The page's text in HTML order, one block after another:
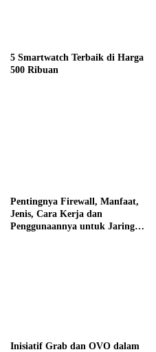
5 Smartwatch Terbaik di Harga
500 Ribuan
Pentingnya Firewall, Manfaat,
Jenis, Cara Kerja dan
Penggunaannya untuk Jaringan
Inisiatif Grab dan OVO dalam